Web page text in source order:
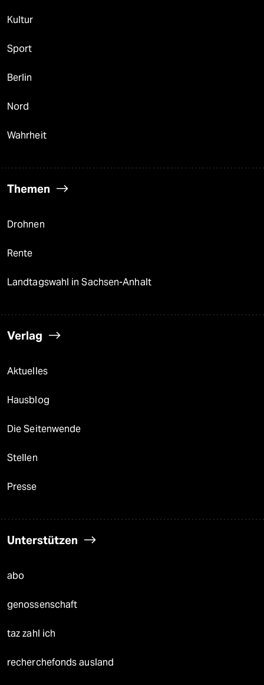
Kultur
Sport
Berlin
Nord
Wahrheit
Themen
Drohnen
Rente
Landtagswahl in Sachsen-Anhalt
Verlag
Aktuelles
Hausblog
Die Seitenwende
Stellen
Presse
Unterstützen
abo
genossenschaft
taz zahl ich
recherchefonds ausland